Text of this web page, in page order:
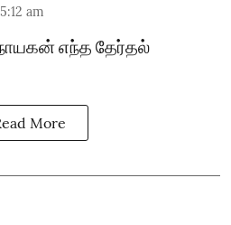
am
எந்த தேர்தல்
More